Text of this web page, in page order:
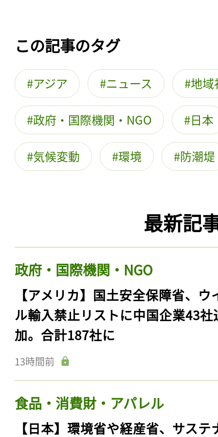
この記事のタグ
アジア ニュース 地域
政府・国際機関・NGO 日本
気候変動 環境 防潮堤
最新記
政府・国際機関・NGO
【アメリカ】国土安全保障省、ウ
ル輸入禁止リストに中国企業43社
加。合計187社に
13時間前
食品・消費財・アパレル
【日本】環境省や経産省、サステ